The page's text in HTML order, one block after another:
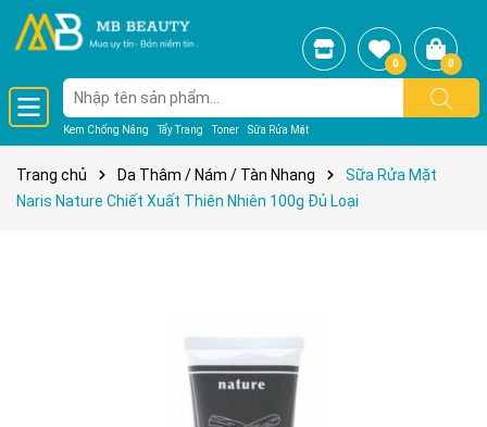
Kem Chống Nắng Tẩy Trang Toner Sữa Rửa Mặt
0 0
Trang chủ Da Thâm / Nám / Tàn Nhang
Sữa Rửa Mặt
Naris Nature Chiết Xuất Thiên Nhiên 100g Đủ Loại